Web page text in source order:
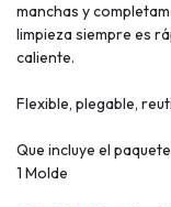
manchas y
limpieza siempre es
caliente.
Flexible, plegable,
Que incluye el
1 Molde